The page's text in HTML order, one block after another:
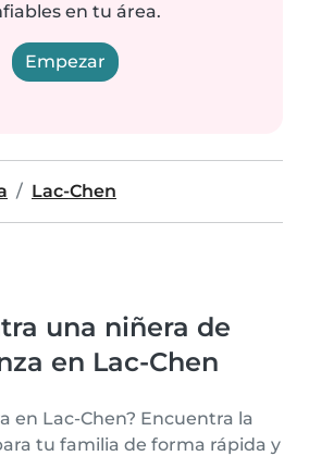
en tu área.
Empezar
Lac-Chen
una niñera de
en Lac-Chen
en Lac-Chen? Encuentra la
tu familia de forma rápida y